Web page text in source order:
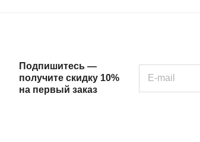
Подпишитесь —
получите скидку 10%
на первый заказ